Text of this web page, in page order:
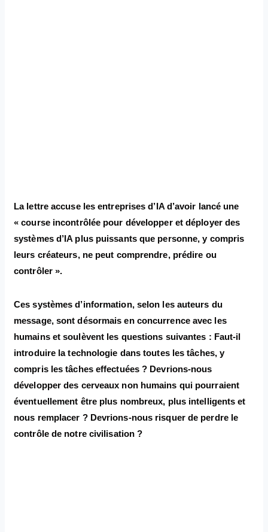
La lettre accuse les entreprises d’IA d’avoir lancé une
« course incontrôlée pour développer et déployer des
systèmes d’IA plus puissants que personne, y compris
leurs créateurs, ne peut comprendre, prédire ou
contrôler ».
Ces systèmes d’information, selon les auteurs du
message, sont désormais en concurrence avec les
humains et soulèvent les questions suivantes : Faut-il
introduire la technologie dans toutes les tâches, y
compris les tâches effectuées ? Devrions-nous
développer des cerveaux non humains qui pourraient
éventuellement être plus nombreux, plus intelligents et
nous remplacer ? Devrions-nous risquer de perdre le
contrôle de notre civilisation ?